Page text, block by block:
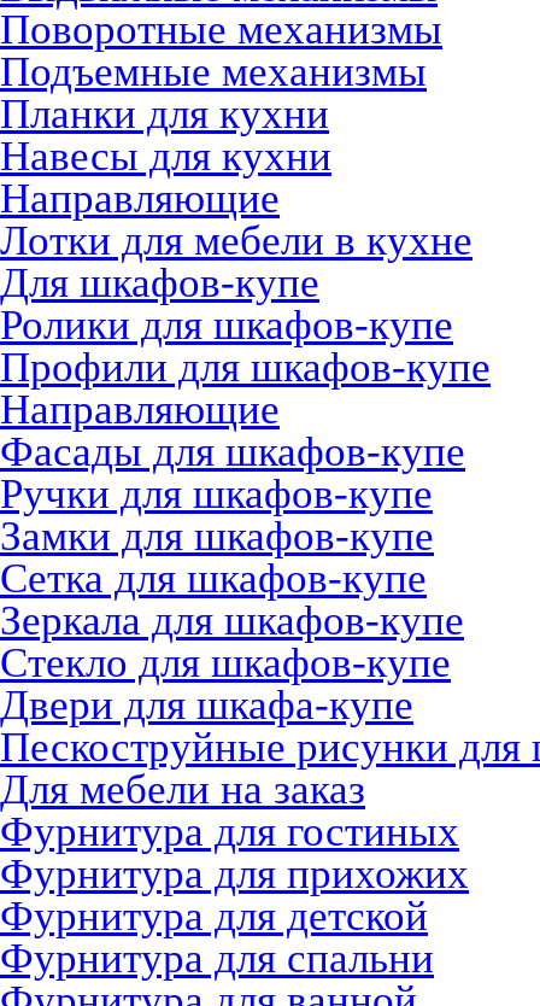
Поворотные механизмы
Подъемные механизмы
Планки для кухни
Навесы для кухни
Направляющие
Лотки для мебели в кухне
Для шкафов-купе
Ролики для шкафов-купе
Профили для шкафов-купе
Направляющие
Фасады для шкафов-купе
Ручки для шкафов-купе
Замки для шкафов-купе
Сетка для шкафов-купе
Зеркала для шкафов-купе
Стекло для шкафов-купе
Двери для шкафа-купе
Пескоструйные рисунки
Для мебели на заказ
Фурнитура для гостиных
Фурнитура для прихожих
Фурнитура для детской
Фурнитура для спальни